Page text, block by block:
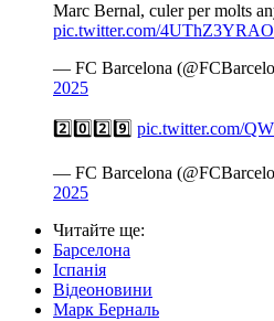
Marc Bernal, culer per molts
pic.twitter.com/4UThZ3YRAO
— FC Barcelona
2025
2️⃣0️⃣2️⃣9️⃣ pic.twitter.com/
— FC Barcelona
2025
Читайте ще:
Барселона
Іспанія
Відеоновини
Марк Берналь